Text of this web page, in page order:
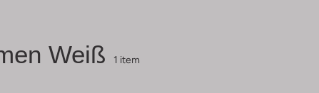
Weiß 1 item